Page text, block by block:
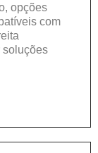
opções
com
soluções